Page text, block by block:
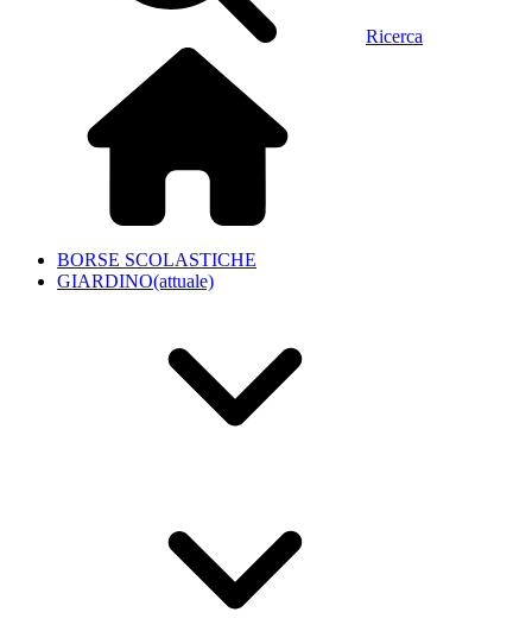
Ricerca
BORSE SCOLASTICHE
GIARDINO(attuale)